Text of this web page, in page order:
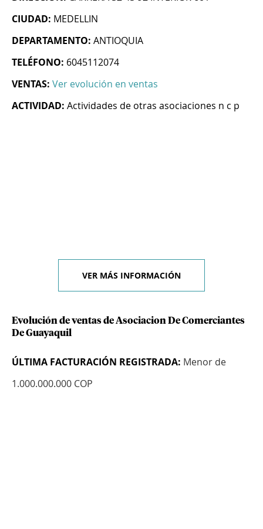
CIUDAD: MEDELLIN
DEPARTAMENTO: ANTIOQUIA
TELÉFONO: 6045112074
VENTAS: Ver evolución en ventas
ACTIVIDAD: Actividades de otras asociaciones n c p
VER MÁS INFORMACIÓN
Evolución de ventas de Asociacion De Comerciantes
De Guayaquil
ÚLTIMA FACTURACIÓN REGISTRADA: Menor de
1.000.000.000 COP